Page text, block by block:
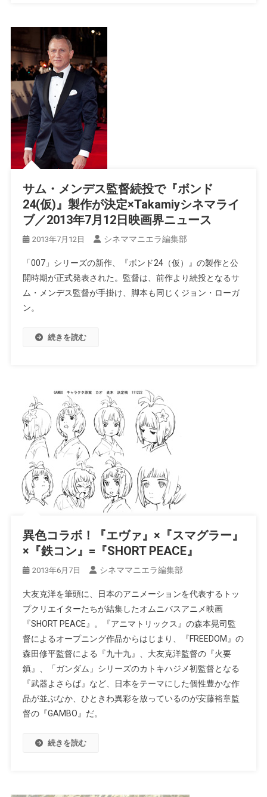
サム・メンデス監督続投で『ボンド
24(仮)』製作が決定×Takamiyシネマライ
ブ／2013年7月12日映画界ニュース
2013年7月12日 シネママニエラ編集部
「007」シリーズの新作、『ボンド24（仮）』の製作と公
開時期が正式発表された。監督は、前作より続投となるサ
ム・メンデス監督が手掛け、脚本も同じくジョン・ローガ
ン。
続きを読む
異色コラボ！『エヴァ』×『スマグラー』
×『鉄コン』=『SHORT PEACE』
2013年6月7日 シネママニエラ編集部
大友克洋を筆頭に、日本のアニメーションを代表するトッ
プクリエイターたちが結集したオムニバスアニメ映画
『SHORT PEACE』。『アニマトリックス』の森本晃司監
督によるオープニング作品からはじまり、『FREEDOM』の
森田修平監督による『九十九』、大友克洋監督の『火要
鎮』、「ガンダム」シリーズのカトキハジメ初監督となる
『武器よさらば』など、日本をテーマにした個性豊かな作
品が並ぶなか、ひときわ異彩を放っているのが安藤裕章監
督の『GAMBO』だ。
続きを読む